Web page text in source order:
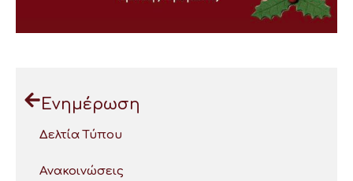
Ενημέρωση
Δελτία Τύπου
Ανακοινώσεις